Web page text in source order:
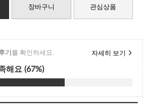
장바구니 관심상품